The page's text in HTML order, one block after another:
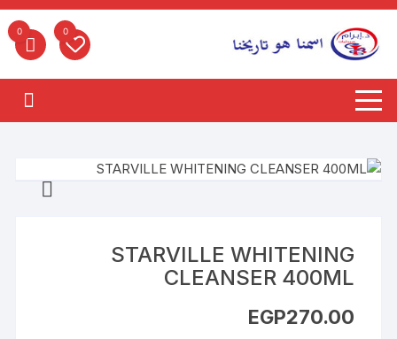
التجاوز
المحتوى
0
0
STARVILLE WHITENING
CLEANSER 400ML
EGP270.00